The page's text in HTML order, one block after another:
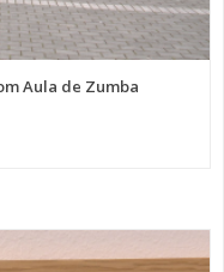
Aula de Zumba